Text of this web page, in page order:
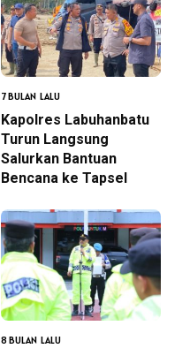
7 BULAN LALU
Kapolres Labuhanbatu
Turun Langsung
Salurkan Bantuan
Bencana ke Tapsel
8 BULAN LALU